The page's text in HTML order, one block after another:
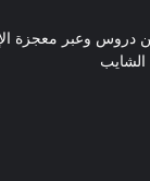
مكانةٌ
فهي البقعةُ
دروس وعبر معجزة
الشايب